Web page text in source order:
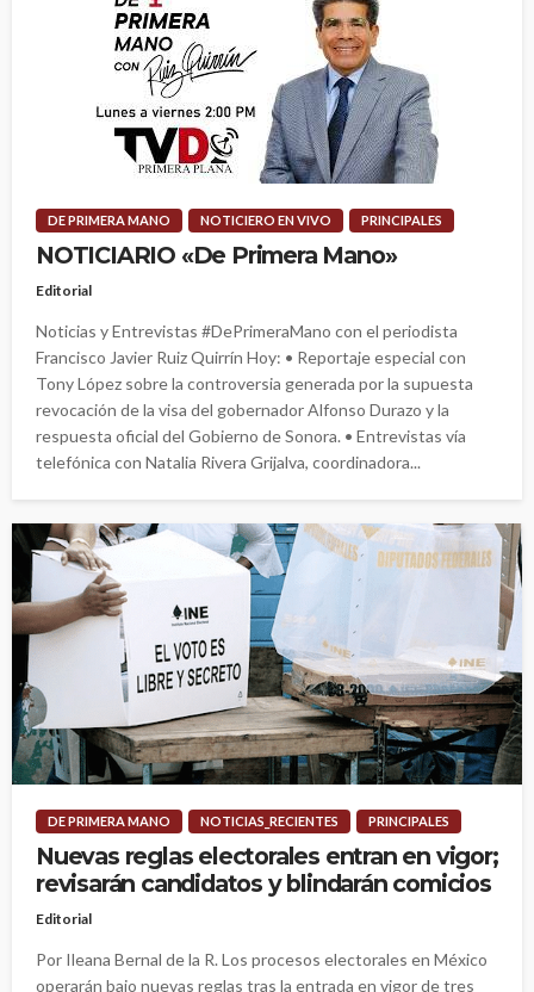
DE PRIMERA MANO NOTICIERO EN VIVO PRINCIPALES
NOTICIARIO «De Primera Mano»
Editorial
Noticias y Entrevistas #DePrimeraMano con el periodista
Francisco Javier Ruiz Quirrín Hoy: • Reportaje especial con
Tony López sobre la controversia generada por la supuesta
revocación de la visa del gobernador Alfonso Durazo y la
respuesta oficial del Gobierno de Sonora. • Entrevistas vía
telefónica con Natalia Rivera Grijalva, coordinadora...
DE PRIMERA MANO NOTICIAS_RECIENTES PRINCIPALES
Nuevas reglas electorales entran en vigor;
revisarán candidatos y blindarán comicios
Editorial
Por Ileana Bernal de la R. Los procesos electorales en México
operarán bajo nuevas reglas tras la entrada en vigor de tres